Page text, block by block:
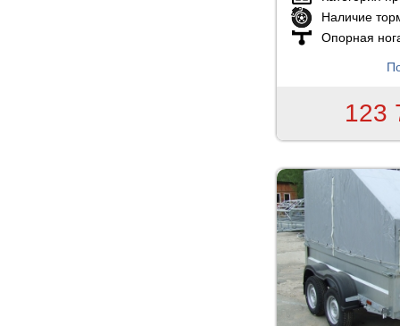
Наличие
Опорная
123